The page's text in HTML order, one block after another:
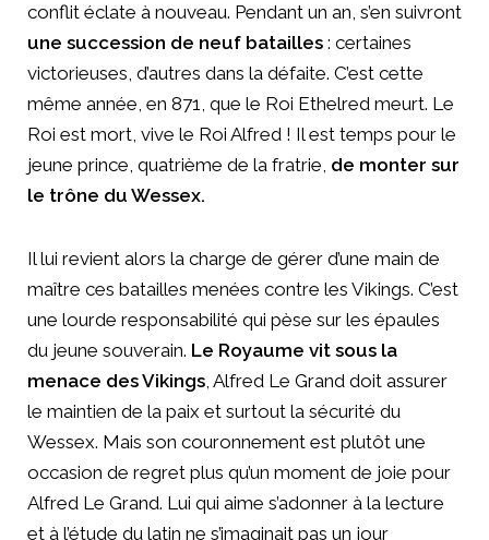
conflit éclate à nouveau. Pendant un an, s’en suivront
une succession de neuf batailles : certaines
victorieuses, d’autres dans la défaite. C’est cette
même année, en 871, que le Roi Ethelred meurt. Le
Roi est mort, vive le Roi Alfred ! Il est temps pour le
jeune prince, quatrième de la fratrie, de monter sur
le trône du Wessex.
Il lui revient alors la charge de gérer d’une main de
maître ces batailles menées contre les Vikings. C’est
une lourde responsabilité qui pèse sur les épaules
du jeune souverain. Le Royaume vit sous la
menace des Vikings , Alfred Le Grand doit assurer
le maintien de la paix et surtout la sécurité du
Wessex. Mais son couronnement est plutôt une
occasion de regret plus qu’un moment de joie pour
Alfred Le Grand. Lui qui aime s’adonner à la lecture
et à l’étude du latin ne s’imaginait pas un jour